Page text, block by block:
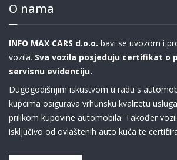
O nama
INFO MAX CARS d.o.o. bavi se uvozom i
vozila. Sva vozila posjeduju certifikat o
servisnu evidenciju.
Dugogodišnjim iskustvom u radu s
kupcima osigurava vrhunsku kvalitetu
prilikom kupovine automobila. Također
isključivo od ovlaštenih auto kuća te